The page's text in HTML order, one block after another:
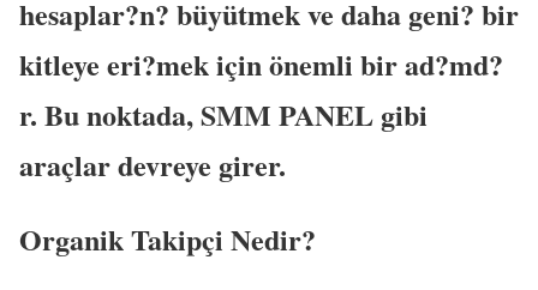
hesaplar?n? büyütmek ve daha geni? bir
kitleye eri?mek için önemli bir ad?md?
r. Bu noktada, SMM PANEL gibi
araçlar devreye girer.
Organik Takipçi Nedir?